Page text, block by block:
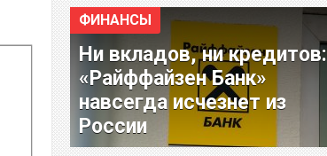
ФИНАНСЫ
Ни вкладов, ни кредитов:
«Райффайзен Банк»
навсегда исчезнет из
России